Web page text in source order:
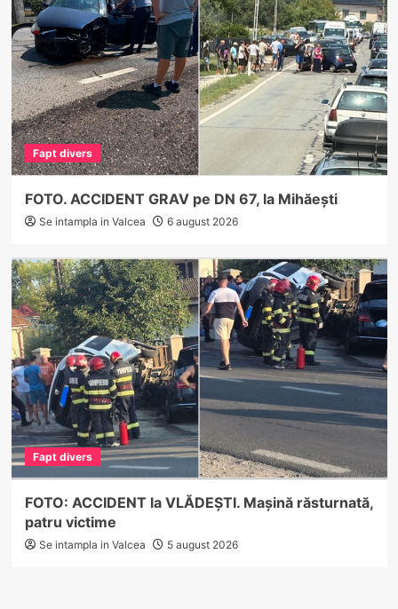
Fapt divers
FOTO. ACCIDENT GRAV pe DN 67, la Mihăești
Se intampla in Valcea 6 august 2026
Fapt divers
FOTO: ACCIDENT la VLĂDEȘTI. Mașină răsturnată,
patru victime
Se intampla in Valcea 5 august 2026